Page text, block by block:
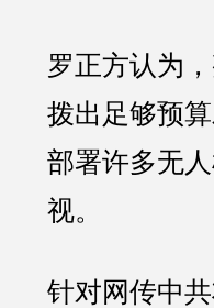
罗正方认为
拨出足够预
部署许多无
视。
针对网传中